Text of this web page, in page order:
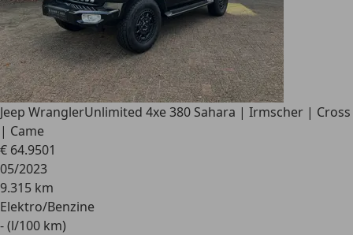
Jeep WranglerUnlimited 4xe 380 Sahara | Irmscher | Cross
| Came
€ 64.9501
05/2023
9.315 km
Elektro/Benzine
- (l/100 km)